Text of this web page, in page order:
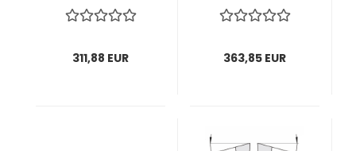
"volle Schneide"
Stück
311,88 EUR
"volle Schneide"
Stück
363,85 EUR